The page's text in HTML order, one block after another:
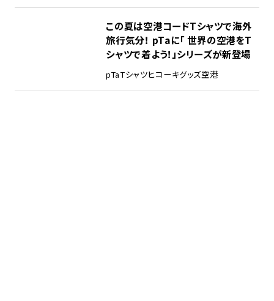
この夏は空港コードTシャツで海外
旅行気分！ pTaに「 世界の空港をT
シャツで着よう！」シリーズが新登場
pTaTシャツヒコーキグッズ空港